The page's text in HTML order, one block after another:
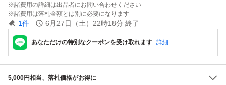
諸費用の詳細は出品者にお問い合わせください
諸費用は落札金額とは別に必要になります
1件 6月27日（土）22時18分 終了
あなただけの特別なクーポンを受け取れます 詳細
5,000円相当、落札価格がお得に